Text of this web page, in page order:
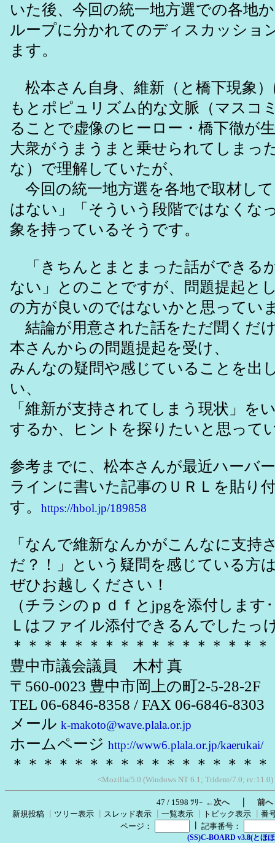
いた後、今回の統一地方選での各地
ループに分かれてのディスカッショ
ます。
松本さん自身、維新（と橋下現象
もとポピュリズム的な文脈（マスコ
ることで虚像のヒーロー・橋下徹が
大衆がうまうまと乗せられてしまっ
な）で理解していたが、
今回の統一地方選を各地で取材し
はない」「そういう段階ではなくな
象を持っているそうです。
「きちんとまとまった話ができる
ない」とのことですが、問題提起と
の方が良いのではないかと思ってい
結論が用意された話をただ聞くだ
本さんからの問題提起を受け、
みんなの疑問や感じていることを出
い、
「維新が支持されてしまう現状」を
するか、ヒントを探りたいと思って
参考までに、松本さんが最近ハーバ
ラインに書いた記事のＵＲＬを貼り
す。
https://hbol.jp/189858
「なんで維新なんかがこんなに支持
だ？！」という疑問を感じている方
ぜひお越しください！
（チラシのｐｄｆとjpgを添付します
Ｌはファイル添付できるんでしたっ
＊＊＊＊＊＊＊＊＊＊＊＊＊＊＊＊
豊中市議会議員 木村 真
〒560-0023 豊中市岡上の町2-5-28-2F
TEL 06-6846-8358 / FAX 06-6846-8303
メール k-makoto@wave.plala.or.jp
ホームページ http://www6.plala.or.jp/kaerukai/
＊＊＊＊＊＊＊＊＊＊＊＊＊＊＊＊
<Mozilla/5.0 (Windows NT 6.1; Trident/7.0;
47 / 1598 ﾂﾘｰ ←次へ｜ 前
新規投稿
ツリー表示 スレッド表示 一覧表示 トピック表示
番
ページ：
記事番号：
(SS)C-BOARD v3.8(とほ